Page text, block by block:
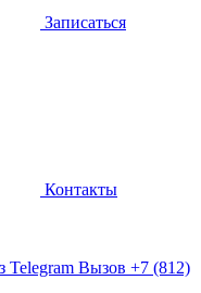
Записаться
Контакты
Telegram Вызов +7 (812)